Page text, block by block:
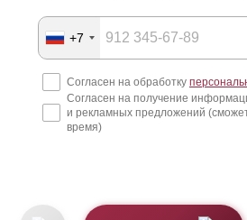
+7
Согласен на обработку
Согласен на получение
и рекламных предложений
время)